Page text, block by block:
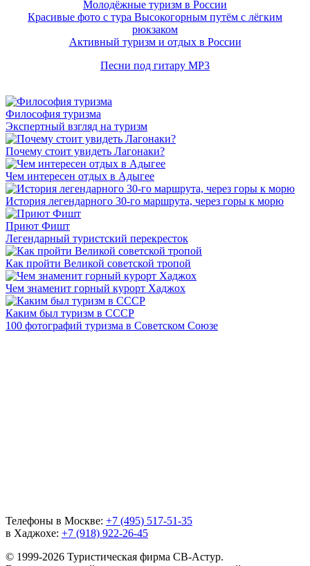
Молодёжные туризм в России
Красивые фото с тура Высокогорным путём с лёгким
рюкзаком
Активный туризм и отдых в России
Песни под гитару MP3
Философия туризма
Экспертный взгляд на туризм
Почему стоит увидеть Лагонаки?
Чем интересен отдых в Адыгее
История легендарного 30-го маршрута, через горы к морю
Приют Фишт
Легендарный туристский перекресток
Как пройти Великой советской тропой
Чем знаменит горный курорт Хаджох
Каким был туризм в СССР
100 фотографий туризма в Советском Союзе
Телефоны в Москве: +7 (495) 517-51-35
в Хаджохе: +7 (918) 922-26-45
© 1999-2026 Туристическая фирма СВ-Астур.